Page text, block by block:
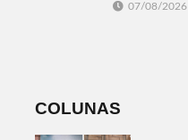
07/08/2026
COLUNAS